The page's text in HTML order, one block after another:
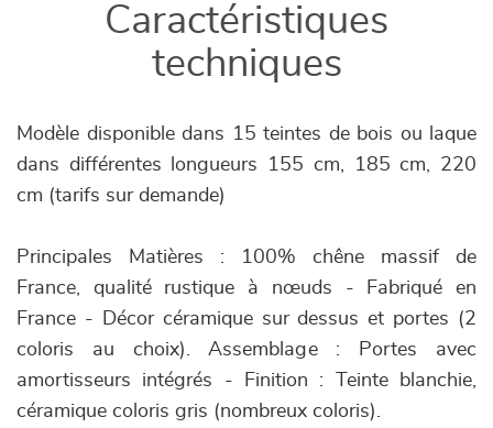
Caractéristiques
techniques
Modèle disponible dans 15 teintes de bois ou laque
dans différentes longueurs 155 cm, 185 cm, 220
cm (tarifs sur demande)
Principales Matières : 100% chêne massif de
France, qualité rustique à nœuds - Fabriqué en
France - Décor céramique sur dessus et portes (2
coloris au choix). Assemblage : Portes avec
amortisseurs intégrés - Finition : Teinte blanchie,
céramique coloris gris (nombreux coloris).